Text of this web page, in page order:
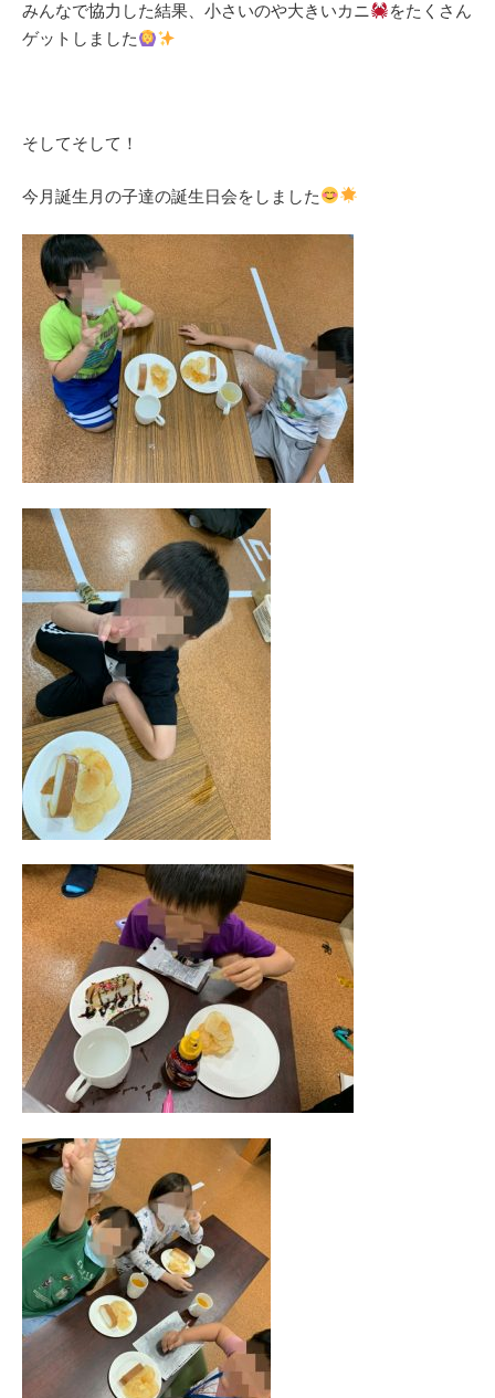
みんなで協力した結果、小さいのや大きいカニ
をたくさん
ゲットしました
そしてそして！
今月誕生月の子達の誕生日会をしました